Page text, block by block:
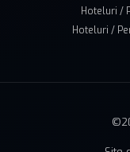
Hoteluri /
Hoteluri /
©